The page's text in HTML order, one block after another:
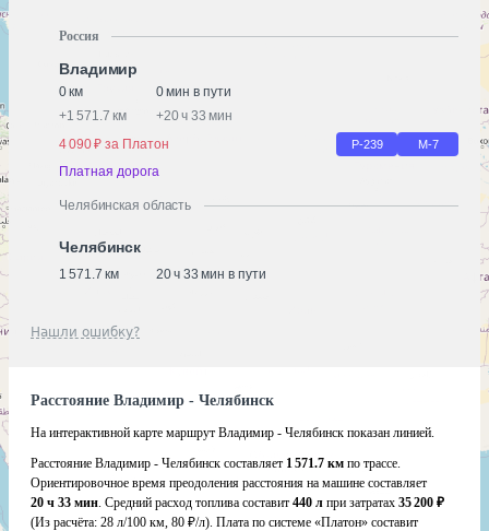
Россия
Владимир
0 км
0 мин в пути
+1 571.7 км +20 ч 33 мин
4 090 ₽ за Платон
Р-239 М-7
Платная дорога
Челябинская область
Челябинск
1 571.7 км 20 ч 33 мин в пути
Нашли ошибку?
Расстояние Владимир - Челябинск
На интерактивной карте маршрут Владимир - Челябинск показан линией.
Расстояние Владимир - Челябинск составляет 1 571.7 км по трассе.
Ориентировочное время преодоления расстояния на машине составляет
20 ч 33 мин. Средний расход топлива составит 440 л при затратах 35 200 ₽
(Из расчёта: 28 л/100 км, 80 ₽/л). Плата по системе «Платон» составит